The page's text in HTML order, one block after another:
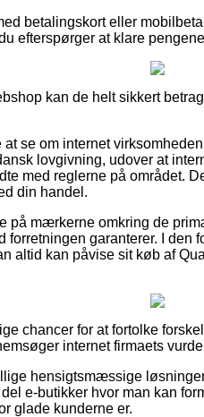
betalingskort eller
efterspørger at klare
kan de helt sikkert
se om internet
lovgivning, udover at
med reglerne på området.
din handel.
på mærkerne omkring de
forretningen garanterer. I den
altid kan påvise sit køb af
chancer for at fortolke
internet firmaets
hensigtsmæssige
e-butikker hvor man kan
glade kunderne er.